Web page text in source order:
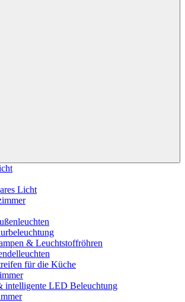
Licht
& Leuchtstoffröhren
für die Küche
intelligente LED Beleuchtung